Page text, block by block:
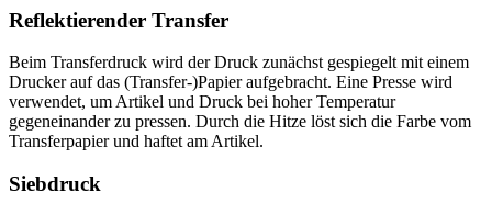
Reflektierender Transfer
Beim Transferdruck wird der Druck zunächst gespiegelt mit einem
Drucker auf das (Transfer-)Papier aufgebracht. Eine Presse wird
verwendet, um Artikel und Druck bei hoher Temperatur
gegeneinander zu pressen. Durch die Hitze löst sich die Farbe vom
Transferpapier und haftet am Artikel.
Siebdruck